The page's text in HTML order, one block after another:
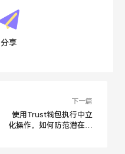
分享
下一篇
使用Trust钱包执行中立
化操作，如何防范潜在问